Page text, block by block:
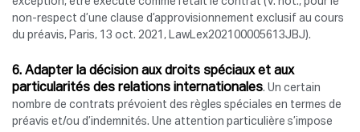
non-respect d’une clause d’approvisionnement exclusif au cours
du préavis, Paris, 13 oct. 2021, LawLex202100005613JBJ).
6. Adapter la décision aux droits spéciaux et aux
particularités des relations internationales. Un certain
nombre de contrats prévoient des règles spéciales en termes de
préavis et/ou d’indemnités. Une attention particulière s’impose